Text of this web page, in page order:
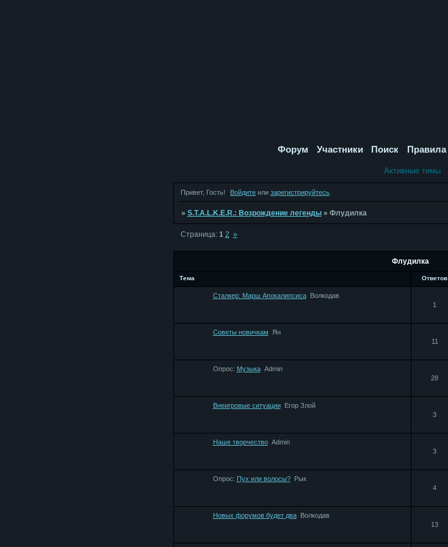
Форум Участники Поиск Правила
Активные темы
Привет, Гость! Войдите или зарегистрируйтесь
» S.T.A.L.K.E.R.: Возрождение легенды » Флудилка
Флудилка
Страница: 1 2 »
Тема Ответов
Сталкер: Марш Апокалипсиса
Bолкодав
1
Советы новичкам
Ян
11
Опрос: Музыка Admin
28
Внеигровые ситуации
Егор Злой
3
Наше творчество Admin
3
Опрос: Пух или волосы?
Рык
4
Новых форумов будет два
Bолкодав
13